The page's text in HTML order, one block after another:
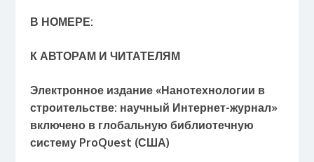
В НОМЕРЕ:
К АВТОРАМ И ЧИТАТЕЛЯМ
Электронное издание «Нанотехнологии в
строительстве: научный Интернет-журнал»
включено в глобальную библиотечную
систему ProQuest (США)